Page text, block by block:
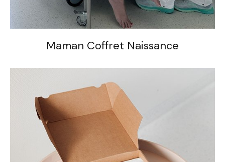
Maman Coffret Naissance